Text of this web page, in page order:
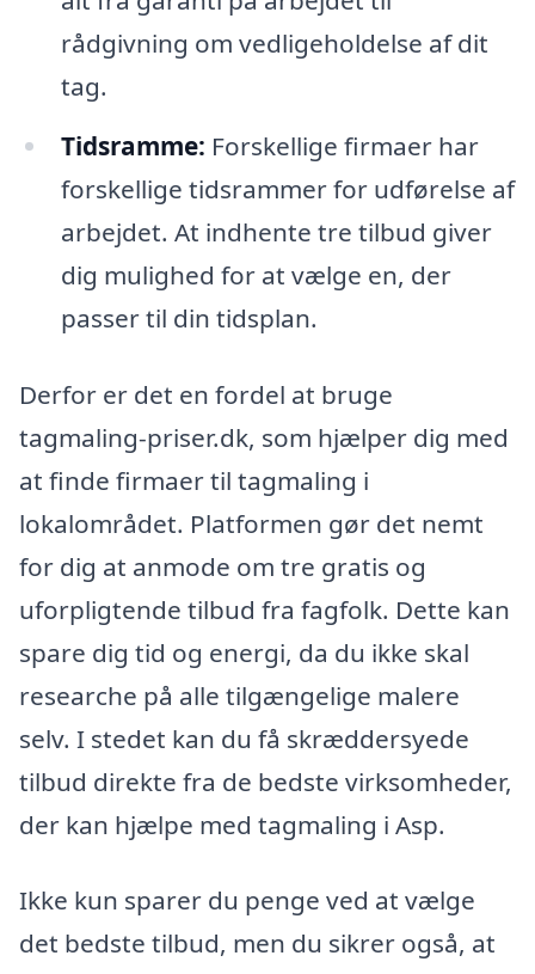
rådgivning om vedligeholdelse af dit
tag.
Tidsramme: Forskellige firmaer har
forskellige tidsrammer for udførelse af
arbejdet. At indhente tre tilbud giver
dig mulighed for at vælge en, der
passer til din tidsplan.
Derfor er det en fordel at bruge
tagmaling-priser.dk, som hjælper dig med
at finde firmaer til tagmaling i
lokalområdet. Platformen gør det nemt
for dig at anmode om tre gratis og
uforpligtende tilbud fra fagfolk. Dette kan
spare dig tid og energi, da du ikke skal
researche på alle tilgængelige malere
selv. I stedet kan du få skræddersyede
tilbud direkte fra de bedste virksomheder,
der kan hjælpe med tagmaling i Asp.
Ikke kun sparer du penge ved at vælge
det bedste tilbud, men du sikrer også, at